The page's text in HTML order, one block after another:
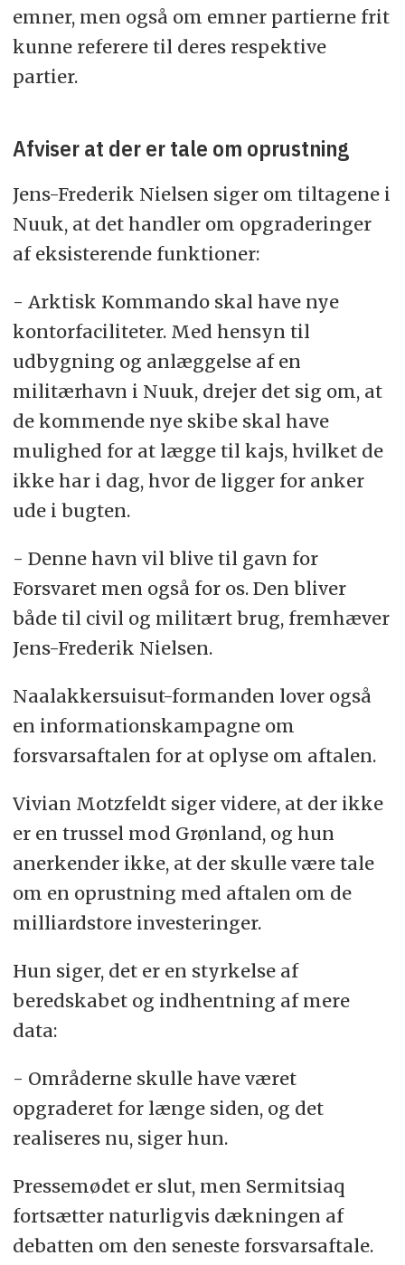
emner, men også om emner partierne frit
kunne referere til deres respektive
partier.
Afviser at der er tale om oprustning
Jens-Frederik Nielsen siger om tiltagene i
Nuuk, at det handler om opgraderinger
af eksisterende funktioner:
- Arktisk Kommando skal have nye
kontorfaciliteter. Med hensyn til
udbygning og anlæggelse af en
militærhavn i Nuuk, drejer det sig om, at
de kommende nye skibe skal have
mulighed for at lægge til kajs, hvilket de
ikke har i dag, hvor de ligger for anker
ude i bugten.
- Denne havn vil blive til gavn for
Forsvaret men også for os. Den bliver
både til civil og militært brug, fremhæver
Jens-Frederik Nielsen.
Naalakkersuisut-formanden lover også
en informationskampagne om
forsvarsaftalen for at oplyse om aftalen.
Vivian Motzfeldt siger videre, at der ikke
er en trussel mod Grønland, og hun
anerkender ikke, at der skulle være tale
om en oprustning med aftalen om de
milliardstore investeringer.
Hun siger, det er en styrkelse af
beredskabet og indhentning af mere
data:
- Områderne skulle have været
opgraderet for længe siden, og det
realiseres nu, siger hun.
Pressemødet er slut, men Sermitsiaq
fortsætter naturligvis dækningen af
debatten om den seneste forsvarsaftale.